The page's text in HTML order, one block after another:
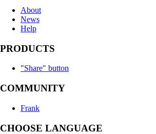
About
News
Help
PRODUCTS
"Share" button
COMMUNITY
Frank
CHOOSE LANGUAGE